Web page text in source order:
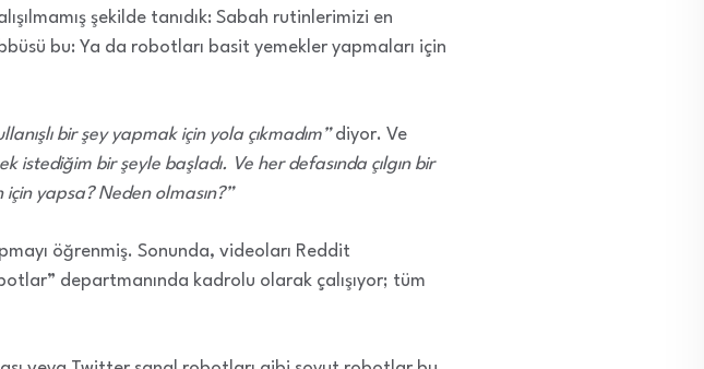
şekilde tanıdık: Sabah rutinlerimizi en
bu: Ya da robotları basit yemekler yapmaları için
bir şey yapmak için yola çıkmadım”diyor. Ve
bir şeyle başladı. Ve her defasında çılgın bir
için yapsa? Neden olmasın?”
öğrenmiş. Sonunda, videoları Reddit
departmanında kadrolu olarak çalışıyor; tüm